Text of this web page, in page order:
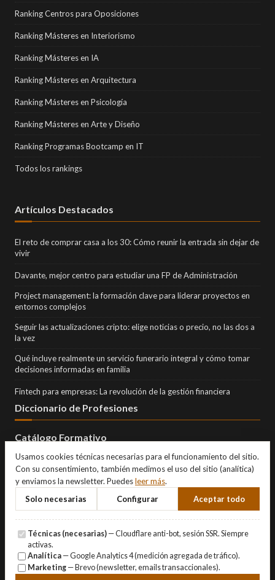
Ranking Centros para Oposiciones
Ranking Másteres en Interiorismo
Ranking Másteres en IA
Ranking Másteres en Arquitectura
Ranking Másteres en Psicología
Ranking Másteres en Arte y Diseño
Ranking Programas Bootcamp en IT
Todos los rankings
Artículos Destacados
El reto de comprar casa a los 30: Cómo reunir la entrada sin dejar de
vivir
Davante, mejor centro para estudiar una FP de Administración
Project management: la formación clave para liderar proyectos en
entornos complejos
Seguir las actualizaciones cripto: elige noticias o precio, no las dos a
la vez
Qué incluye realmente un servicio funerario integral y cómo tomar
decisiones informadas en familia
Fintech para empresas: La revolución de la gestión financiera
Diccionario de Profesiones
Catálogo Formativo
Usamos cookies técnicas necesarias para el funcionamiento del sitio.
Con su consentimiento, también medimos el uso del sitio (analítica)
y enviamos la newsletter. Puedesleer más.
Solo necesarias
Configurar Aceptar todo
Técnicas (necesarias) — Cloudflare anti-bot, sesión SSR. Siempre
activas.
Analítica — Google Analytics 4 (medición agregada de tráfico).
Marketing — Brevo (newsletter, emails transaccionales).